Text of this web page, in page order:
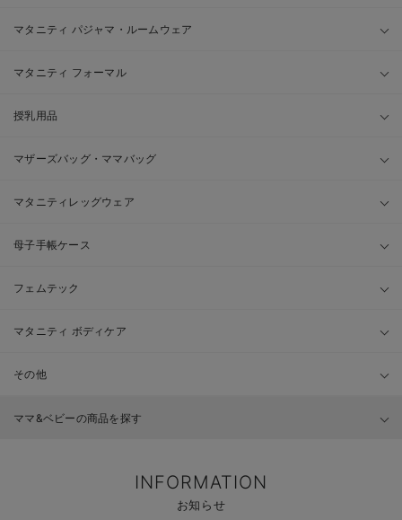
マタニティ パジャマ・ルームウェア
マタニティ フォーマル
授乳用品
マザーズバッグ・ママバッグ
マタニティレッグウェア
母子手帳ケース
フェムテック
マタニティ ボディケア
その他
ママ&ベビーの商品を探す
INFORMATION
お知らせ